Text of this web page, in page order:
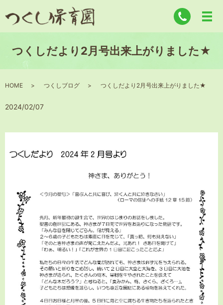
つくしだより2月号出来上がりました★
HOME つくしブログ つくしだより2月号出来上がりました★
2024/02/07